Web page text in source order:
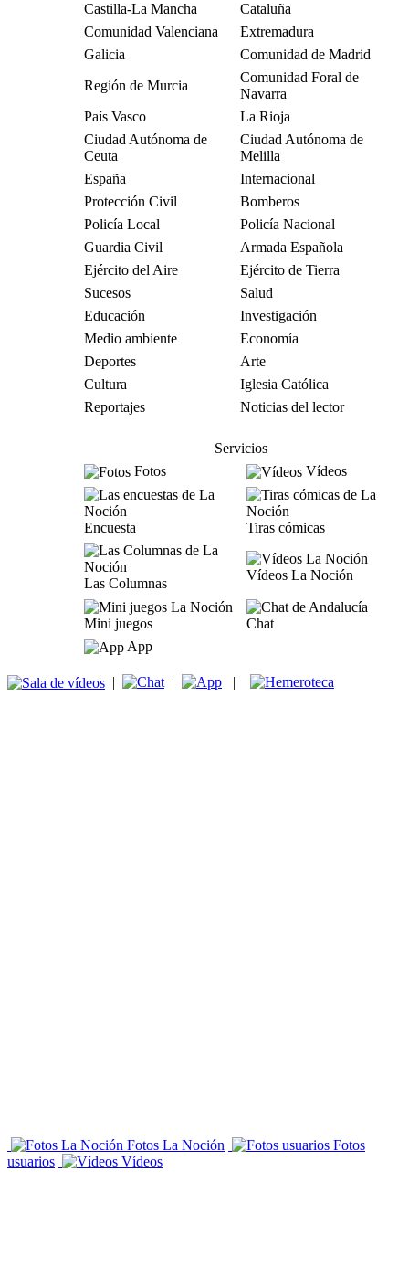
Castilla-La Mancha
Cataluña
Comunidad Valenciana
Extremadura
Galicia
Comunidad de Madrid
Región de Murcia
Comunidad Foral de
Navarra
País Vasco
La Rioja
Ciudad Autónoma de
Ceuta
Ciudad Autónoma de
Melilla
España
Internacional
Protección Civil
Bomberos
Policía Local
Policía Nacional
Guardia Civil
Armada Española
Ejército del Aire
Ejército de Tierra
Sucesos
Salud
Educación
Investigación
Medio ambiente
Economía
Deportes
Arte
Cultura
Iglesia Católica
Reportajes
Noticias del lector
Servicios
Fotos
Vídeos
Encuesta Tiras cómicas
Las Columnas
Vídeos La Noción
Mini juegos
Chat
App
| | |
Fotos La Noción
Fotos
usuarios
Vídeos